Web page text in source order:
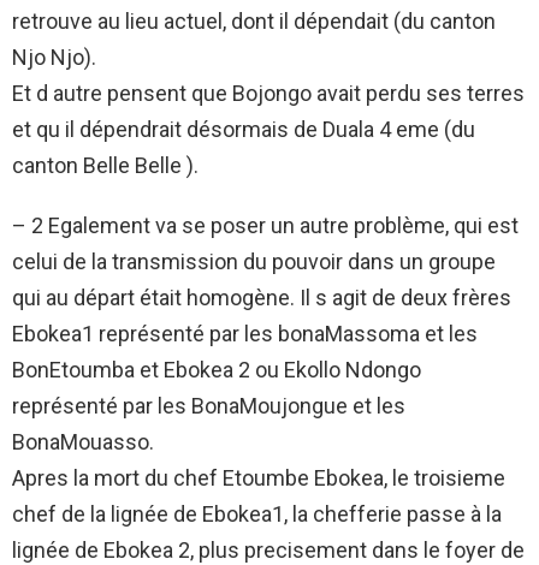
retrouve au lieu actuel, dont il dépendait (du canton
Njo Njo).
Et d autre pensent que Bojongo avait perdu ses terres
et qu il dépendrait désormais de Duala 4 eme (du
canton Belle Belle ).
– 2 Egalement va se poser un autre problème, qui est
celui de la transmission du pouvoir dans un groupe
qui au départ était homogène. Il s agit de deux frères
Ebokea1 représenté par les bonaMassoma et les
BonEtoumba et Ebokea 2 ou Ekollo Ndongo
représenté par les BonaMoujongue et les
BonaMouasso.
Apres la mort du chef Etoumbe Ebokea, le troisieme
chef de la lignée de Ebokea1, la chefferie passe à la
lignée de Ebokea 2, plus precisement dans le foyer de